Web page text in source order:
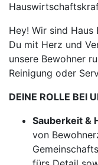
Hey! Wir sind Haus
Du mit Herz und
unsere Bewohner
Reinigung oder
DEINE ROLLE BEI
Sauberkeit &
von